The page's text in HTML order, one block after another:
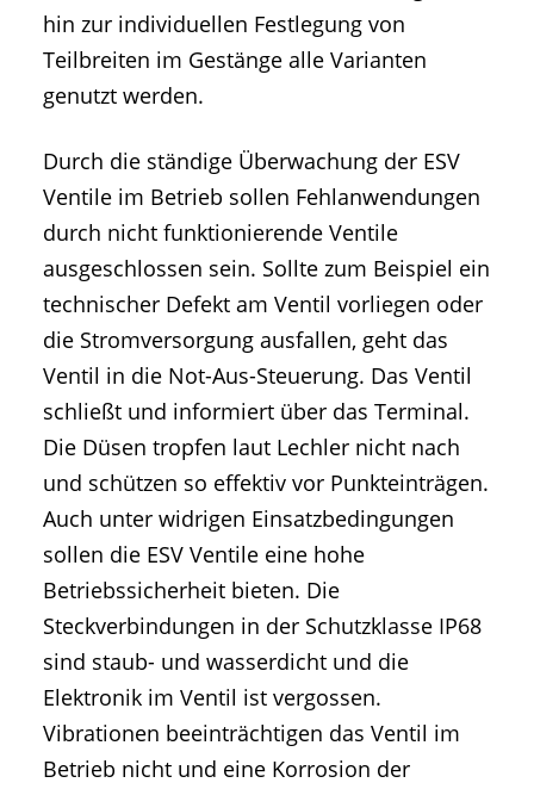
hin zur individuellen Festlegung von
Teilbreiten im Gestänge alle Varianten
genutzt werden.
Durch die ständige Überwachung der ESV
Ventile im Betrieb sollen Fehlanwendungen
durch nicht funktionierende Ventile
ausgeschlossen sein. Sollte zum Beispiel ein
technischer Defekt am Ventil vorliegen oder
die Stromversorgung ausfallen, geht das
Ventil in die Not-Aus-Steuerung. Das Ventil
schließt und informiert über das Terminal.
Die Düsen tropfen laut Lechler nicht nach
und schützen so effektiv vor Punkteinträgen.
Auch unter widrigen Einsatzbedingungen
sollen die ESV Ventile eine hohe
Betriebssicherheit bieten. Die
Steckverbindungen in der Schutzklasse IP68
sind staub- und wasserdicht und die
Elektronik im Ventil ist vergossen.
Vibrationen beeinträchtigen das Ventil im
Betrieb nicht und eine Korrosion der